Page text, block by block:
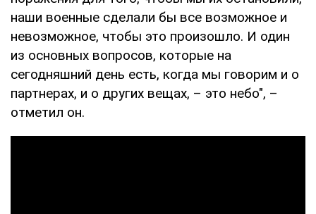
наши военные сделали бы все возможное и
невозможное, чтобы это произошло. И один
из основных вопросов, которые на
сегодняшний день есть, когда мы говорим и о
партнерах, и о других вещах, – это небо", –
отметил он.